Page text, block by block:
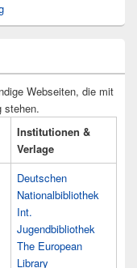
Webseiten, die mit
stehen.
Institutionen &
Verlage
Deutschen
Nationalbibliothek
Int.
Jugendbibliothek
The European
Library